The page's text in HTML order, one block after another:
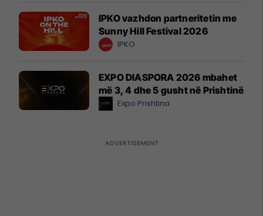
IPKO vazhdon partneritetin me
Sunny Hill Festival 2026
IPKO
EXPO DIASPORA 2026 mbahet
më 3, 4 dhe 5 gusht në Prishtinë
Expo Prishtina